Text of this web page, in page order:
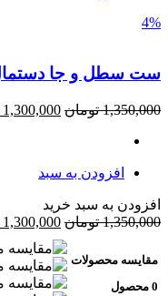
4%
ست سطل و جا
1,350,000 تومان 1,300,000
افزودن به سبد
افزودن به سبد خرید
1,350,000 تومان 1,300,000
مقایسه محصولات
0 محصول